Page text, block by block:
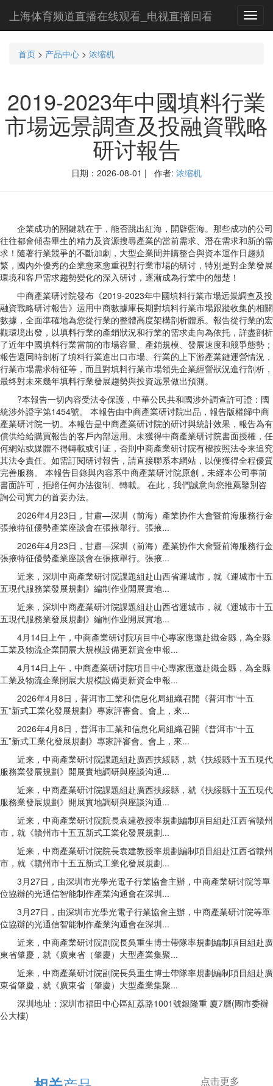
上海体育频道直播在线观看_电视直播回看
首页 > 产品中心 > 浓缩机
2019-2023年中國填料行業
市場远景調查及投融資戰略
研讨報告
日期：2026-08-01 | 作者: 浓缩机
企業成功的關鍵就在于，能否跳出紅海，開辟藍海。那些成功的公司
往往都會傾盡畢生的精力及資源搜尋產業的當前需求、潛在需求和新的需
求！隨著行業競爭的不斷加劇，大型企業間并購整合與資本運作日趨頻
繁，國內外優秀的企業愈來愈重視對行業市場的研讨，特別是對企業發展
環境和客戶需求趨勢變化的深入研讨，逐漸成為行業中的翹楚！
中商產業研讨院發布《2019-2023年中國填料行業市場远景調查及投
融資戰略研讨報告》运用中商數據庫長期對填料行業市場跟蹤收集的相關
數據，全面準確地為您從行業的整體高度架構剖析體系。報告從行業的宏
觀環境出發，以填料行業的產銷狀況和行業的需求走向為依托，詳盡剖析
了近年中國填料行業當前的市場容量、產銷規模、發展速度和競爭態勢；
報告還同時剖析了填料行業進出口市場、行業的上下游產業鏈運營情況，
行業市場需求特征等，而且對填料行業市場領先企業經營狀況進行剖析，
最终對未來幾年填料行業發展趨勢與投資远景做出預測。
?本報告一切內容受法令保護，中華公民共和國涉外調查許可證：國
統涉外證字第1454號。 本報告由中商產業研讨院出品，報告版權歸中商
產業研讨院一切。本報告是中商產業研讨院的研讨與統計效果，報告為有
償供给給購買報告的客戶內部运用。未獲得中商產業研讨院書面授權，任
何網站或媒體不得轉載或引证，否則中商產業研讨院有權按照法令来追究
其法令責任。如需訂閱研讨報告，請直接聯系本網站，以便獲得全程優質
完善服務。 本報告目錄與內容系中商產業研讨院原創，未經本公司事前
書面許可，拒絕任何办法復制、轉載。 在此，我們誠意向您推薦鑒別咨
詢公司實力的首要办法。
2026年4月23日，甘肅—深圳（前海）產業协作大會暨前海服務行金
張掖特征優勢產業座談會在張掖舉行。張掖...
2026年4月23日，甘肅—深圳（前海）產業协作大會暨前海服務行金
張掖特征優勢產業座談會在張掖舉行。張掖...
近来，深圳中商產業研讨院課題組赴山西省運城市，就《運城市十五
五現代服務業發展規劃》編制作业開展實地...
近来，深圳中商產業研讨院課題組赴山西省運城市，就《運城市十五
五現代服務業發展規劃》編制作业開展實地...
4月14日上午，中商產業研讨院項目中心專家應邀赴織金縣，為全縣
工業及物流企業開展大規模設備更新資金申報...
4月14日上午，中商產業研讨院項目中心專家應邀赴織金縣，為全縣
工業及物流企業開展大規模設備更新資金申報...
2026年4月8日，普洱市工業和信息化局組織召開《普洱市“十五
五”新式工業化發展規劃》專家評審會。會上，來...
2026年4月8日，普洱市工業和信息化局組織召開《普洱市“十五
五”新式工業化發展規劃》專家評審會。會上，來...
近来，中商產業研讨院課題組赴廣西扶綏縣，就《扶綏縣十五五現代
服務業發展規劃》開展實地調研與座談沟通...
近来，中商產業研讨院課題組赴廣西扶綏縣，就《扶綏縣十五五現代
服務業發展規劃》開展實地調研與座談沟通...
近来，中商產業研讨院院長袁建教授率規劃編制項目組赴江西省贛州
市，就《贛州市十五五新式工業化發展規劃...
近来，中商產業研讨院院長袁建教授率規劃編制項目組赴江西省贛州
市，就《贛州市十五五新式工業化發展規劃...
3月27日，由深圳市光學光電子行業協會主辦，中商產業研讨院等單
位協辦的光通信智能制作產業沟通會在深圳...
3月27日，由深圳市光學光電子行業協會主辦，中商產業研讨院等單
位協辦的光通信智能制作產業沟通會在深圳...
近来，中商產業研讨院副院長吳重生博士帶隊率規劃編制項目組赴廣
東省肇慶，就《廣東省（肇慶）大型產業集聚...
近来，中商產業研讨院副院長吳重生博士帶隊率規劃編制項目組赴廣
東省肇慶，就《廣東省（肇慶）大型產業集聚...
深圳地址：深圳市福田中心區紅荔路1001號銀隆重 廈7層(團市委辦
公大樓)
点击更多